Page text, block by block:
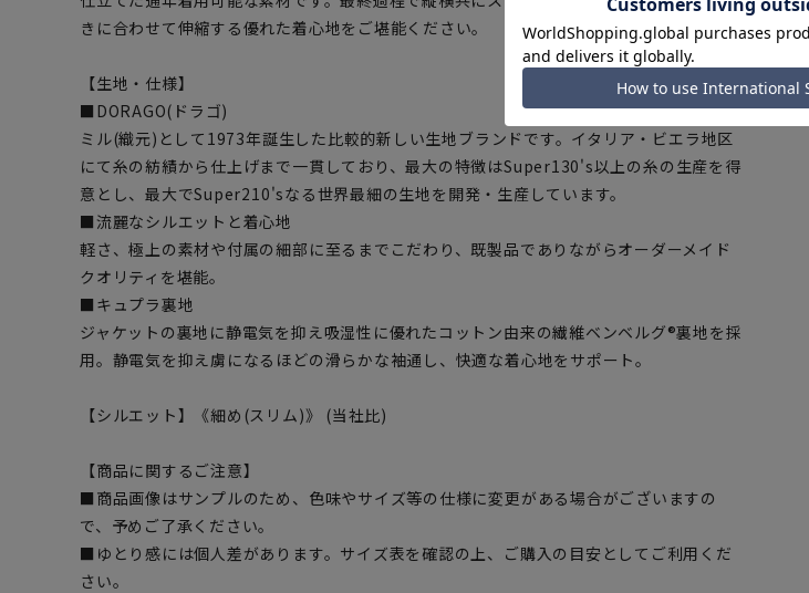
きに合わせて伸縮する優れた着心地をご堪能ください。
【生地・仕様】
■DORAGO(ドラゴ)
ミル(織元)として1973年誕生した比較的新しい生地ブランドです。イタリア・ビエラ地区
にて糸の紡績から仕上げまで一貫しており、最大の特徴はSuper130's以上の糸の生産を得
意とし、最大でSuper210'sなる世界最細の生地を開発・生産しています。
■流麗なシルエットと着心地
軽さ、極上の素材や付属の細部に至るまでこだわり、既製品でありながらオーダーメイド
クオリティを堪能。
■キュプラ裏地
ジャケットの裏地に静電気を抑え吸湿性に優れたコットン由来の繊維ベンベルグ®裏地を採
用。静電気を抑え虜になるほどの滑らかな袖通し、快適な着心地をサポート。
【シルエット】《細め(スリム)》 (当社比)
【商品に関するご注意】
■商品画像はサンプルのため、色味やサイズ等の仕様に変更がある場合がございますの
で、予めご了承ください。
■ゆとり感には個人差があります。サイズ表を確認の上、ご購入の目安としてご利用くだ
さい。